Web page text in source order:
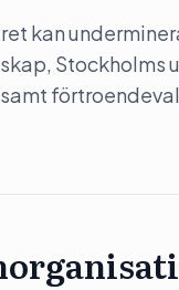
kan
Stockholms